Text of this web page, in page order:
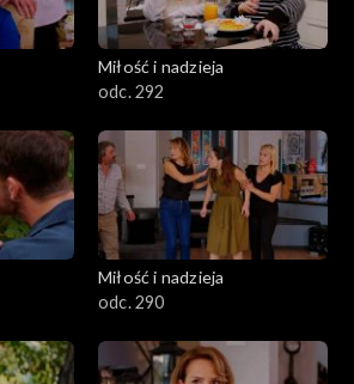
Miłość i nadzieja
odc. 292
Miłość i nadzieja
odc. 290